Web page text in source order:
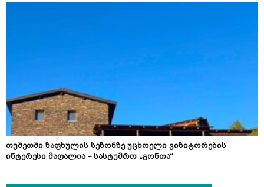
თუშეთში ზაფხულის სეზონზე უცხოელი ვიზიტორების
ინტერესი მაღალია – სასტუმრო „გონთა“